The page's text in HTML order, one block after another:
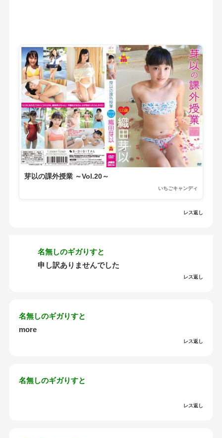
芽以の課外授業 ～Vol.20～
いちごキャンディ
レス返し
名無しのギガりすと
申し訳ありませんでした
レス返し
名無しのギガりすと
more
レス返し
名無しのギガりすと
レス返し